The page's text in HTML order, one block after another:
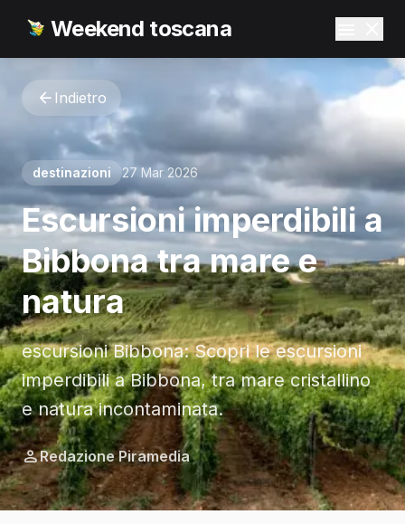
Weekend toscana
Indietro
destinazioni 27 Mar 2026
Escursioni imperdibili a
Bibbona tra mare e
natura
escursioni Bibbona: Scopri le escursioni
imperdibili a Bibbona, tra mare cristallino
e natura incontaminata.
Redazione Piramedia